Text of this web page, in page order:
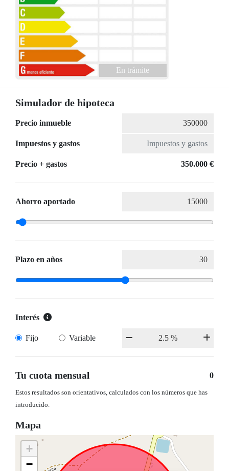
En trámite
Simulador de hipoteca
Precio inmueble
Impuestos y gastos
Precio + gastos 350.000 €
Ahorro aportado
Plazo en años
Interés
Fijo Variable
Tu cuota mensual 0
Estos resultados son orientativos, calculados con los números que has
introducido.
Mapa
+
−